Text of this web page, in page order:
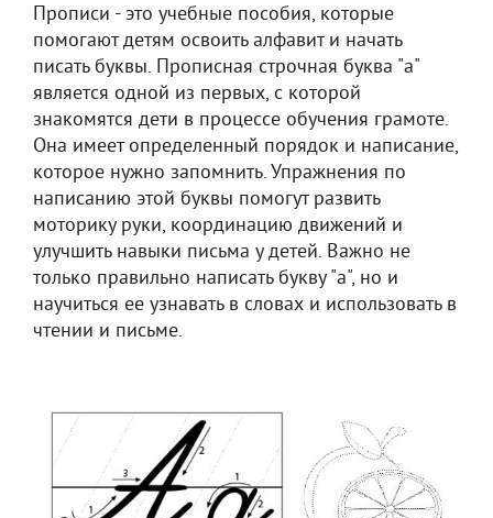
Прописи - это учебные пособия, которые
помогают детям освоить алфавит и начать
писать буквы. Прописная строчная буква "а"
является одной из первых, с которой
знакомятся дети в процессе обучения грамоте.
Она имеет определенный порядок и написание,
которое нужно запомнить. Упражнения по
написанию этой буквы помогут развить
моторику руки, координацию движений и
улучшить навыки письма у детей. Важно не
только правильно написать букву "а", но и
научиться ее узнавать в словах и использовать в
чтении и письме.